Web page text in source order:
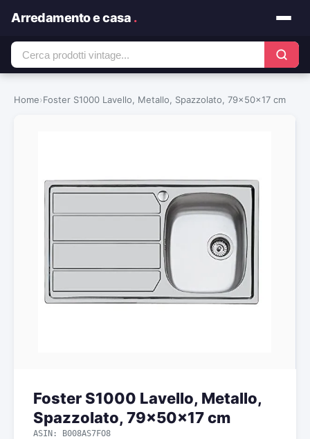
Arredamento e casa .
Home›Foster S1000 Lavello, Metallo, Spazzolato, 79x50x17 cm
Foster S1000 Lavello, Metallo,
Spazzolato, 79x50x17 cm
ASIN: B008AS7FO8